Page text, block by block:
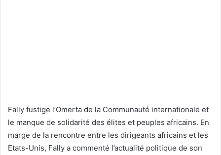
Fally fustige l’Omerta de la Communauté internationale et
le manque de solidarité des élites et peuples africains. En
marge de la rencontre entre les dirigeants africains et les
Etats-Unis, Fally a commenté l’actualité politique de son